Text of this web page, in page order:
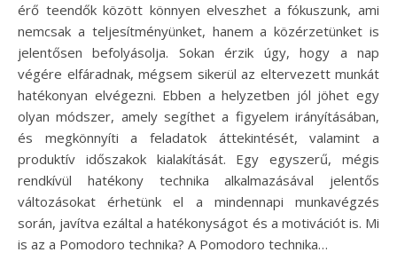
érő teendők között könnyen elveszhet a fókuszunk, ami
nemcsak a teljesítményünket, hanem a közérzetünket is
jelentősen befolyásolja. Sokan érzik úgy, hogy a nap
végére elfáradnak, mégsem sikerül az eltervezett munkát
hatékonyan elvégezni. Ebben a helyzetben jól jöhet egy
olyan módszer, amely segíthet a figyelem irányításában,
és megkönnyíti a feladatok áttekintését, valamint a
produktív időszakok kialakítását. Egy egyszerű, mégis
rendkívül hatékony technika alkalmazásával jelentős
változásokat érhetünk el a mindennapi munkavégzés
során, javítva ezáltal a hatékonyságot és a motivációt is. Mi
is az a Pomodoro technika? A Pomodoro technika…